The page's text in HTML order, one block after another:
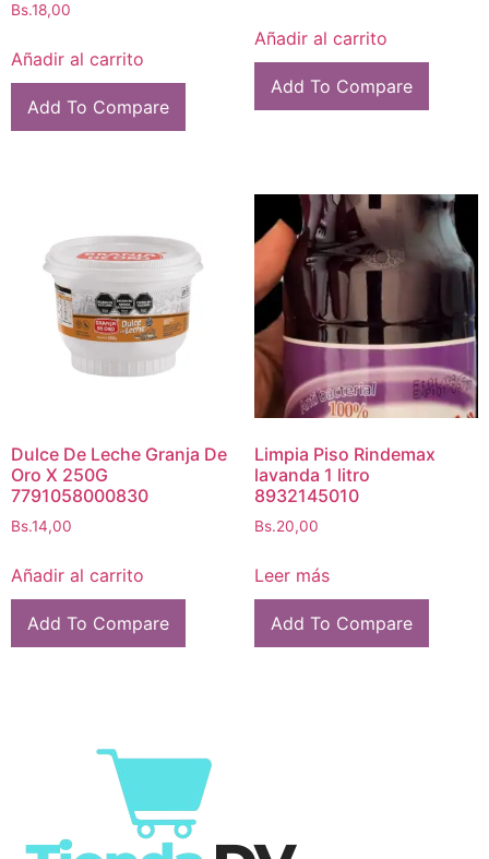
Bs.18,00
Añadir al carrito
Add To Compare
Añadir al carrito
Add To Compare
Dulce De Leche Granja De
Oro X 250G
7791058000830
Bs.14,00
Añadir al carrito
Add To Compare
Limpia Piso Rindemax
lavanda 1 litro
8932145010
Bs.20,00
Leer más
Add To Compare